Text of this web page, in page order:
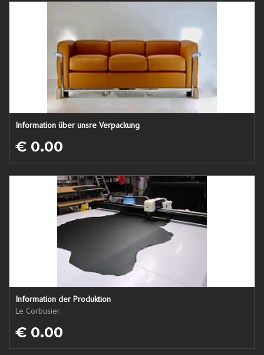
Information über unsre Verpackung
€ 0.00
Information der Produktion
Le Corbusier
€ 0.00